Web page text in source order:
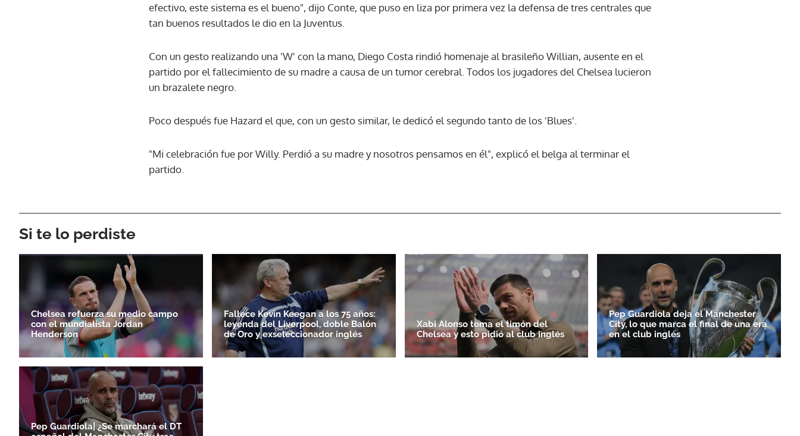
efectivo, este sistema es el bueno", dijo Conte, que puso en liza por primera vez la defensa de tres centrales que
tan buenos resultados le dio en la Juventus.
Con un gesto realizando una 'W' con la mano, Diego Costa rindió homenaje al brasileño Willian, ausente en el
partido por el fallecimiento de su madre a causa de un tumor cerebral. Todos los jugadores del Chelsea lucieron
un brazalete negro.
Poco después fue Hazard el que, con un gesto similar, le dedicó el segundo tanto de los 'Blues'.
"Mi celebración fue por Willy. Perdió a su madre y nosotros pensamos en él", explicó el belga al terminar el
partido.
Si te lo perdiste
Chelsea refuerza su medio campo
con el mundialista Jordan
Henderson
Fallece Kevin Keegan a los 75 años:
leyenda del Liverpool, doble Balón
de Oro y exseleccionador inglés
Xabi Alonso toma el timón del
Chelsea y esto pidió al club inglés
Pep Guardiola deja el Manchester
City, lo que marca el final de una era
en el club inglés
Pep Guardiola| ¿Se marchará el DT